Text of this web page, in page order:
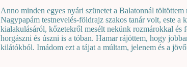
Anno minden egyes nyári szünetet a Balatonnál
Nagypapám testnevelés-földrajz szakos tanár volt, este a
kialakulásáról, kőzetekről mesélt nekünk rozmárokkal és
horgászni és úszni is a tóban. Hamar rájöttem, hogy
kilátókból. Imádom ezt a tájat a múltam, jelenem és a